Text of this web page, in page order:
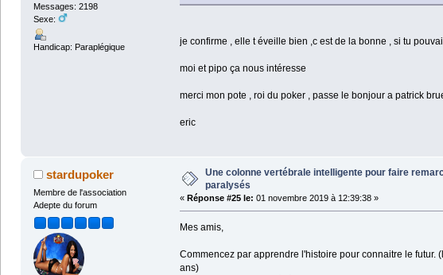
Messages: 2198
Sexe:
Handicap: Paraplégique je confirme , elle t éveille bien ,c est de la bonne , si tu
moi et pipo ça nous intéresse
merci mon pote , roi du poker , passe le bonjour a patrick
eric
stardupoker
Membre de l'association
Adepte du forum
Une colonne vertébrale intelligente pour faire
paralysés
« Réponse #25 le: 01 novembre 2019 à 12:39:38 »
Mes amis,
Commencez par apprendre l'histoire pour connaitre le
ans)